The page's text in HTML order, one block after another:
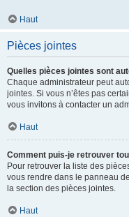
Haut
Pièces jointes
Quelles pièces jointes sont
Chaque administrateur peut
jointes. Si vous n’êtes pas
vous invitons à contacter un
Haut
Comment puis-je retrouver
Pour retrouver la liste des
vous rendre dans le panneau
la section des pièces jointes.
Haut